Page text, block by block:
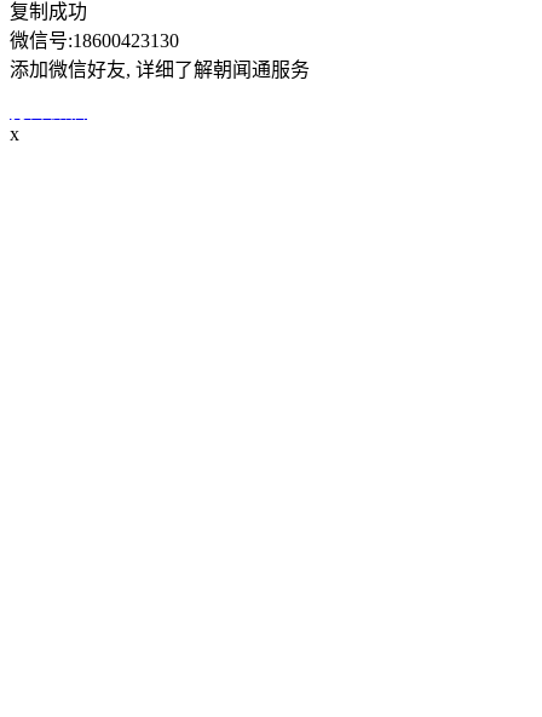
复制成功
微信号:18600423130
添加微信好友, 详细了解朝闻通服务
x